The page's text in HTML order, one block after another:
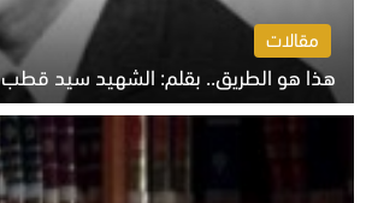
مقالات
هذا هو الطريق.. بقلم: الشهيد سيد قطب
الخميس 6 أغسطس 2026 10:52 ص